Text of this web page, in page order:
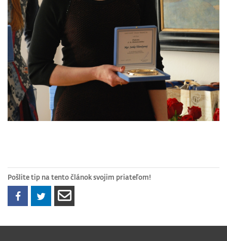
Pošlite tip na tento článok svojim priateľom!